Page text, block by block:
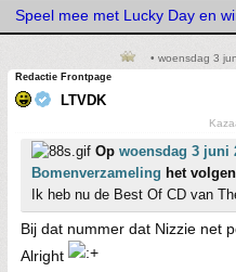
Speel mee met Lucky Day en
• woensdag 3
Redactie Frontpage
LTVDK
Op woensdag 3 juni
Bomenverzameling het
Ik heb nu de Best Of CD van
Bij dat nummer dat Nizzie net
Alright